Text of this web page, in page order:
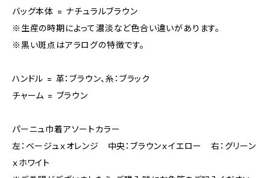
バッグ本体 = ナチュラルブラウン
※生産の時期によって濃淡など色合い違いがあります。
※黒い斑点はアラログの特徴です。
ハンドル = 革：ブラウン、糸：ブラック
チャーム = ブラウン
パーニュ巾着アソートカラー
左：ベージュｘオレンジ 中央：ブラウンｘイエロー 右：グリーン
ｘホワイト